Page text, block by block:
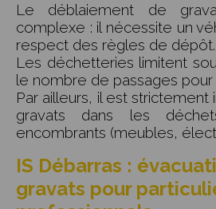
Le déblaiement de
complexe : il nécessite un
respect des règles de dépôt.
Les déchetteries limitent
le nombre de passages pour
Par ailleurs, il est
gravats dans les
encombrants (meubles,
IS Débarras :
gravats pour